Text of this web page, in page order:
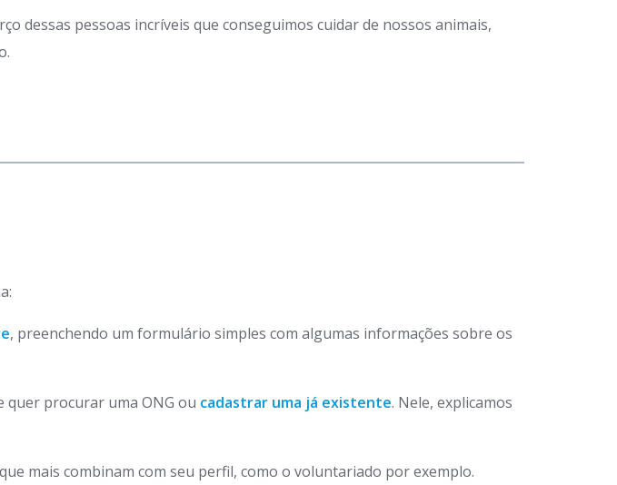
dessas pessoas incríveis que conseguimos cuidar de nossos animais,
, preenchendo um formulário simples com algumas informações sobre os
quer procurar uma ONG ou cadastrar uma já existente. Nele, explicamos
mais combinam com seu perfil, como o voluntariado por exemplo.